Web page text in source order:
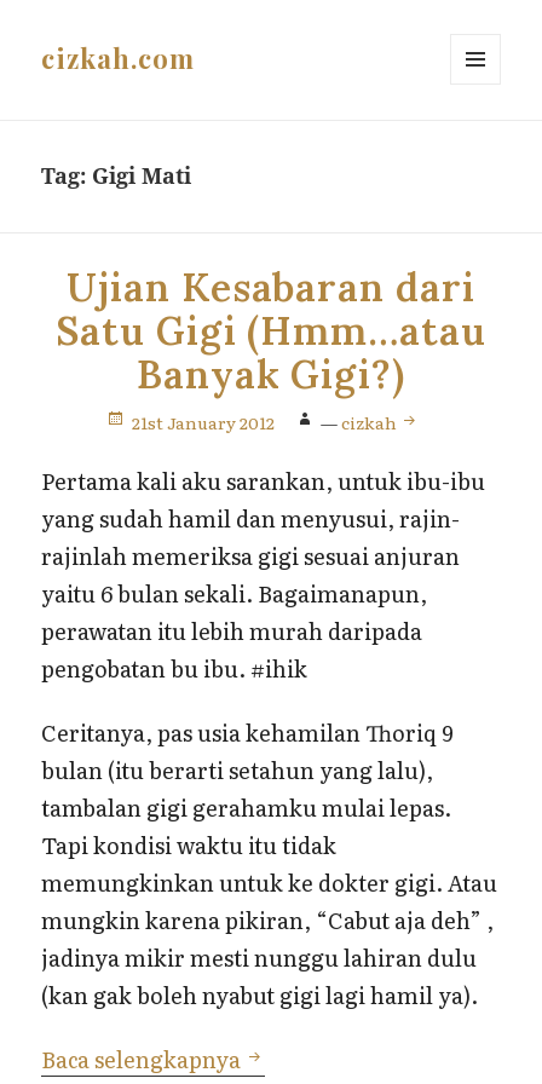
cizkah.com
Tag: Gigi Mati
Ujian Kesabaran dari
Satu Gigi (Hmm…atau
Banyak Gigi?)
21st January 2012 —cizkah
Pertama kali aku sarankan, untuk ibu-ibu
yang sudah hamil dan menyusui, rajin-
rajinlah memeriksa gigi sesuai anjuran
yaitu 6 bulan sekali. Bagaimanapun,
perawatan itu lebih murah daripada
pengobatan bu ibu. #ihik
Ceritanya, pas usia kehamilan Thoriq 9
bulan (itu berarti setahun yang lalu),
tambalan gigi gerahamku mulai lepas.
Tapi kondisi waktu itu tidak
memungkinkan untuk ke dokter gigi. Atau
mungkin karena pikiran, “Cabut aja deh” ,
jadinya mikir mesti nunggu lahiran dulu
(kan gak boleh nyabut gigi lagi hamil ya).
Baca selengkapnya Ujian Kesabaran dari Satu